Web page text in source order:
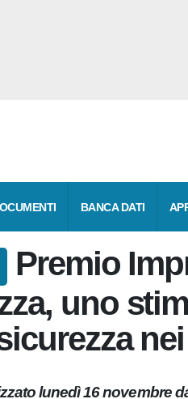
BANCA DATI
Premio
salute e